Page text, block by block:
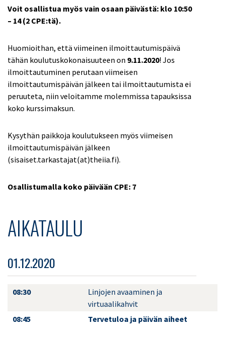
Voit osallistua myös vain osaan päivästä: klo 10:50
– 14 (2 CPE:tä).
Huomioithan, että viimeinen ilmoittautumispäivä
tähän koulutuskokonaisuuteen on 9.11.2020! Jos
ilmoittautuminen perutaan viimeisen
ilmoittautumispäivän jälkeen tai ilmoittautumista ei
peruuteta, niin veloitamme molemmissa tapauksissa
koko kurssimaksun.
Kysythän paikkoja koulutukseen myös viimeisen
ilmoittautumispäivän jälkeen
(sisaiset.tarkastajat(at)theiia.fi).
Osallistumalla koko päivään CPE: 7
AIKATAULU
01.12.2020
08:30
Linjojen avaaminen ja
virtuaalikahvit
08:45
Tervetuloa ja päivän aiheet